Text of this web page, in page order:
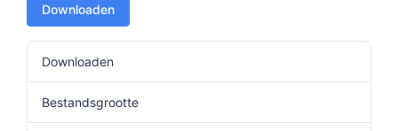
Downloaden
Downloaden
Bestandsgrootte